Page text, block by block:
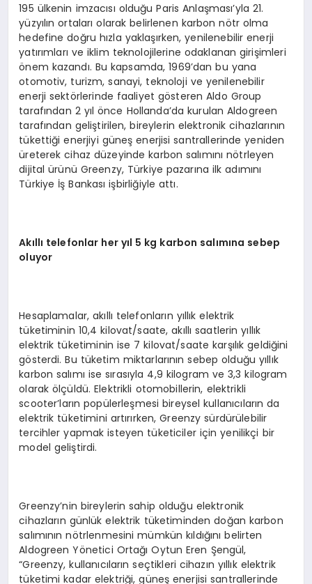
195 ülkenin imzacısı olduğu Paris Anlaşması’yla 21.
yüzyılın ortaları olarak belirlenen karbon nötr olma
hedefine doğru hızla yaklaşırken, yenilenebilir enerji
yatırımları ve iklim teknolojilerine odaklanan girişimleri
önem kazandı. Bu kapsamda, 1969’dan bu yana
otomotiv, turizm, sanayi, teknoloji ve yenilenebilir
enerji sektörlerinde faaliyet gösteren Aldo Group
tarafından 2 yıl önce Hollanda’da kurulan Aldogreen
tarafından geliştirilen, bireylerin elektronik cihazlarının
tükettiği enerjiyi güneş enerjisi santrallerinde yeniden
üreterek cihaz düzeyinde karbon salımını nötrleyen
dijital ürünü Greenzy, Türkiye pazarına ilk adımını
Türkiye İş Bankası işbirliğiyle attı.
Akıllı telefonlar her yıl 5 kg karbon salımına sebep
oluyor
Hesaplamalar, akıllı telefonların yıllık elektrik
tüketiminin 10,4 kilovat/saate, akıllı saatlerin yıllık
elektrik tüketiminin ise 7 kilovat/saate karşılık geldiğini
gösterdi. Bu tüketim miktarlarının sebep olduğu yıllık
karbon salımı ise sırasıyla 4,9 kilogram ve 3,3 kilogram
olarak ölçüldü. Elektrikli otomobillerin, elektrikli
scooter’ların popülerleşmesi bireysel kullanıcıların da
elektrik tüketimini artırırken, Greenzy sürdürülebilir
tercihler yapmak isteyen tüketiciler için yenilikçi bir
model geliştirdi.
Greenzy’nin bireylerin sahip olduğu elektronik
cihazların günlük elektrik tüketiminden doğan karbon
salımının nötrlenmesini mümkün kıldığını belirten
Aldogreen Yönetici Ortağı Oytun Eren Şengül,
“Greenzy, kullanıcıların seçtikleri cihazın yıllık elektrik
tüketimi kadar elektriği, güneş enerjisi santrallerinde